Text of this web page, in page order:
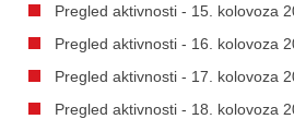
Pregled aktivnosti - 15. kolovoza
Pregled aktivnosti - 16. kolovoza
Pregled aktivnosti - 17. kolovoza
Pregled aktivnosti - 18. kolovoza